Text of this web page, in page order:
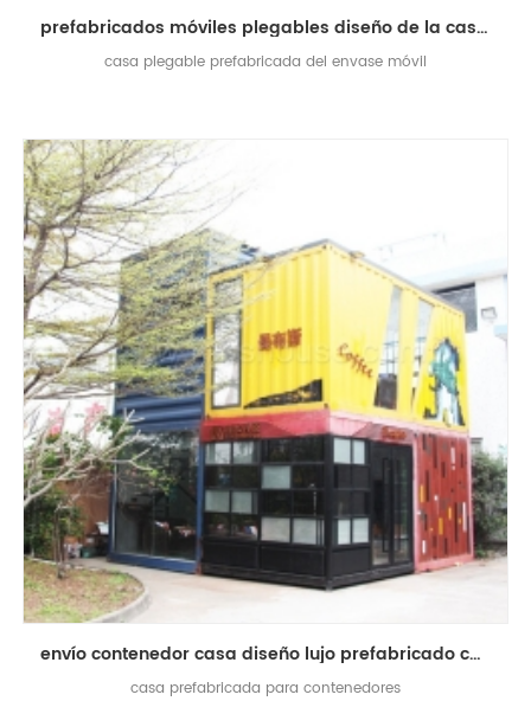
prefabricados móviles plegables diseño de la casa del envase china fabricantes de casas plegables
casa plegable prefabricada del envase móvil
envío contenedor casa diseño lujo prefabricado contenedor tienda cafetería living casa
casa prefabricada para contenedores